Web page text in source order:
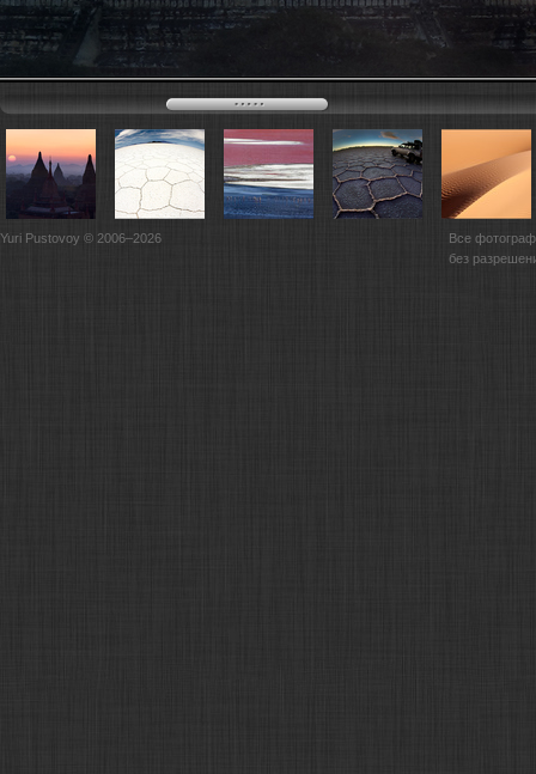
Yuri Pustovoy © 2006–2026
Все
без